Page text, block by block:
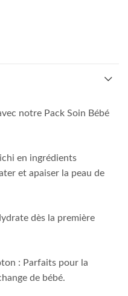
notre Pack Soin Bébé
en ingrédients
et apaiser la peau de
dès la première
: Parfaits pour la
de bébé.